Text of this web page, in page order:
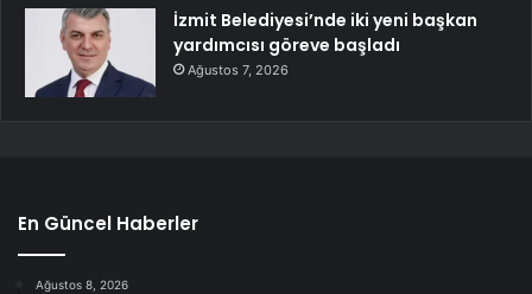
İzmit Belediyesi’nde iki yeni başkan
yardımcısı göreve başladı
Ağustos 7, 2026
En Güncel Haberler
Ağustos 8, 2026